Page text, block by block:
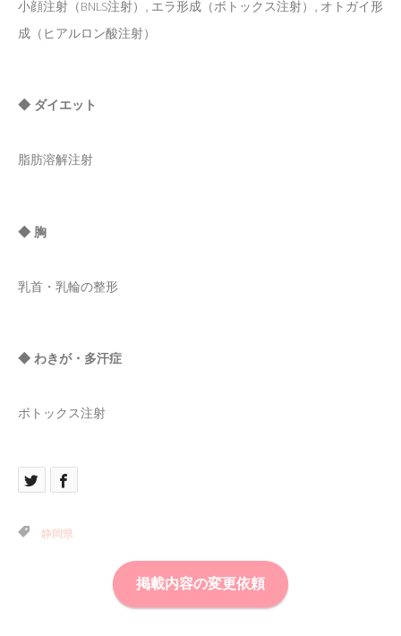
小顔注射（BNLS注射）, エラ形成（ボトックス注射）, オトガイ形
成（ヒアルロン酸注射）
◆ ダイエット
脂肪溶解注射
◆ 胸
乳首・乳輪の整形
◆ わきが・多汗症
ボトックス注射
静岡県
掲載内容の変更依頼